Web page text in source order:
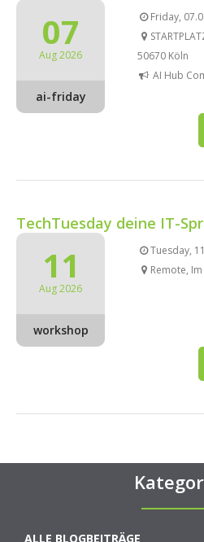
07
Aug 2026
ai-friday
Friday,
50670 Köln
AI Hub
TechTuesday deine IT-
11
Aug 2026
workshop
Tuesday,
Remote,
ALLE BLOGBEITRÄGE